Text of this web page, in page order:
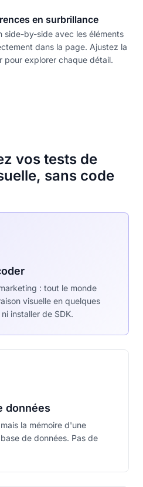
en surbrillance
side-by-side avec les éléments
dans la page. Ajustez la
pour explorer chaque détail.
vos tests de
sans code
: tout le monde
visuelle en quelques
installer de SDK.
données
la mémoire d'une
de données. Pas de